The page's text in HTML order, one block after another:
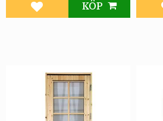
Lägg till i favoriter
KÖP